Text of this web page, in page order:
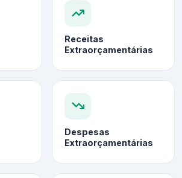
Receitas
Extraorçamentárias
Despesas
Extraorçamentárias